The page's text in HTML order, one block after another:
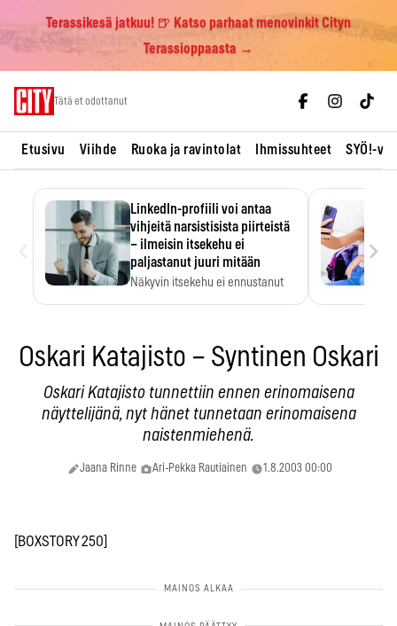
Terassikesä jatkuu! 🍺 Katso parhaat menovinkit Cityn
Terassioppaasta →
Tätä et odottanut
Etusivu Viihde Ruoka ja ravintolat Ihmissuhteet SYÖ!-
LinkedIn-profiili voi antaa
vihjeitä narsistisista piirteistä
– ilmeisin itsekehu ei
paljastanut juuri mitään
Näkyvin itsekehu ei ennustanut
›
Oskari Katajisto – Syntinen Oskari
Oskari Katajisto tunnettiin ennen erinomaisena
näyttelijänä, nyt hänet tunnetaan erinomaisena
naistenmiehenä.
Jaana Rinne Ari-Pekka Rautiainen 1.8.2003 00:00
[BOXSTORY 250]